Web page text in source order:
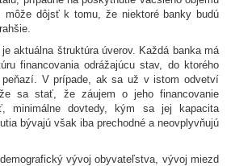
môže dôjsť k tomu, že niektoré banky budú
aktuálna štruktúra úverov. Každá banka má
financovania odrážajúcu stav, do ktorého
V prípade, ak sa už v istom odvetví
sa stať, že záujem o jeho financovanie
minimálne dovtedy, kým sa jej kapacita
bývajú však iba prechodné a neovplyvňujú
vývoj obyvateľstva, vývoj miezd